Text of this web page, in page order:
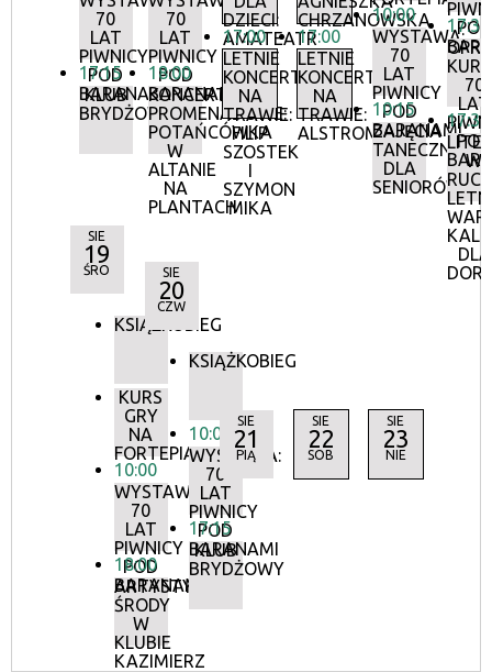
70
LAT
PIWNICY
POD
BARANAMI
17:15
KLUB
BRYDŻOWY
70
LAT
PIWNICY
POD
BARANAMI
18:00
KONCERTY
PROMENADOWE:
POTAŃCÓWKA
W
ALTANIE
NA
PLANTACH
DZIECI:
AMATEATR
17:00
LETNIE
KONCERTY
NA
TRAWIE:
FILIP
SZOSTEK
I
SZYMON
MIKA
CHRZANOWSKA
17:00
LETNIE
KONCERTY
NA
TRAWIE:
ALSTROMERIE
10:00
WYSTAWA:
70
LAT
PIWNICY
POD
BARANAMI
10:15
ZAJĘCIA
TANECZNE
DLA
SENIORÓW
POD
17:30
70
LAT
POD
17:30
W
DLA
SIE
19
ŚRO
KSIĄŻKOBIEG
KURS
GRY
NA
FORTEPIANIE
10:00
WYSTAWA:
70
LAT
PIWNICY
POD
BARANAMI
18:00
ARTYSTYCZNE
ŚRODY
W
KLUBIE
KAZIMIERZ
SIE
20
CZW
KSIĄŻKOBIEG
10:00
WYSTAWA:
70
LAT
PIWNICY
POD
BARANAMI
17:15
KLUB
BRYDŻOWY
SIE
21
PIĄ
SIE
22
SOB
SIE
23
NIE